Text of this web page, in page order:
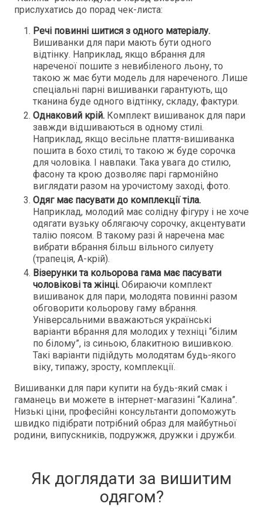
прислухатись до порад чек-листа:
Речі повинні шитися з одного матеріалу.
Вишиванки для пари мають бути одного
відтінку. Наприклад, якщо вбрання для
нареченої пошите з невибіленого льону, то
такою ж має бути модель для нареченого. Лише
спеціальні парні вишиванки гарантують, що
тканина буде одного відтінку, складу, фактури.
Однаковий крій. Комплект вишиванок для пари
завжди відшиваються в одному стилі.
Наприклад, якщо весільне плаття-вишиванка
пошита в бохо стилі, то такою ж буде сорочка
для чоловіка. І навпаки. Така увага до стилю,
фасону та крою дозволяє парі гармонійно
виглядати разом на урочистому заході, фото.
Одяг має пасувати до комплекції тіла.
Наприклад, молодий має солідну фігуру і не хоче
одягати вузьку облягаючу сорочку, акцентувати
талію поясом. В такому разі й наречена має
вибрати вбрання більш вільного силуету
(трапеція, А-крій).
Візерунки та кольорова гама має пасувати
чоловікові та жінці. Обираючи комплект
вишиванок для пари, молодята повинні разом
обговорити кольорову гаму вбрання.
Універсальними вважаються українські
варіанти вбрання для молодих у техніці “білим
по білому”, із синьою, блакитною вишивкою.
Такі варіанти підійдуть молодятам будь-якого
віку, типажу, зросту, комплекції.
Вишиванки для пари купити на будь-який смак і
гаманець ви можете в інтернет-магазині “Калина”.
Низькі ціни, професійні консультанти допоможуть
швидко підібрати потрібний образ для майбутньої
родини, випускників, подружжя, дружки і дружби.
Як доглядати за вишитим
одягом?